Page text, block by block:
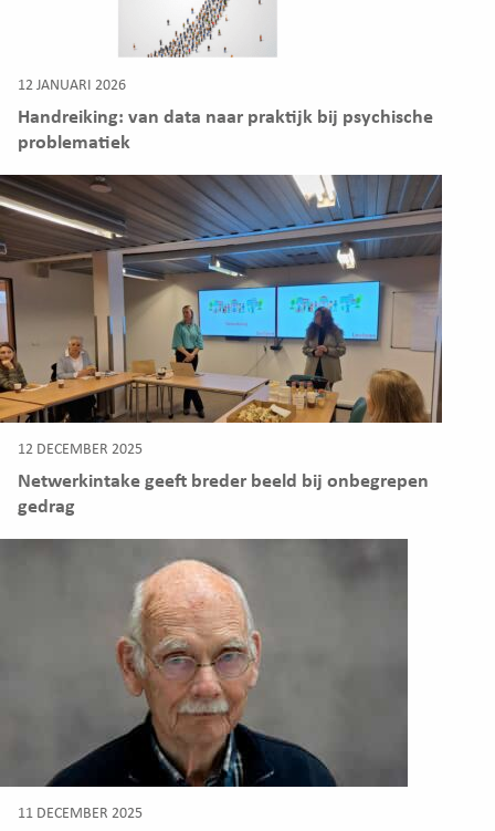
12 JANUARI 2026
Handreiking: van data naar praktijk bij psychische
problematiek
12 DECEMBER 2025
Netwerkintake geeft breder beeld bij onbegrepen
gedrag
11 DECEMBER 2025